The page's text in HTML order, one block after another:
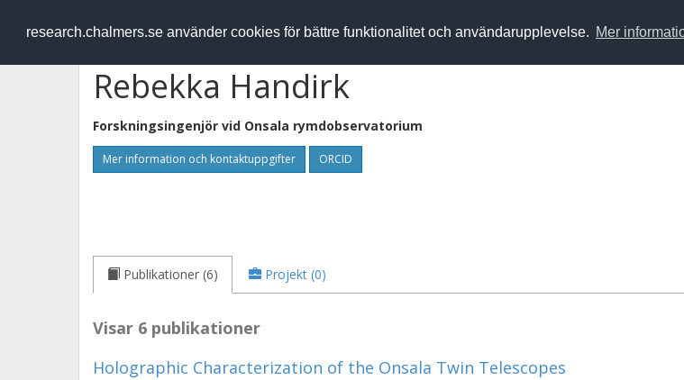
research.chalmers.se använder cookies för bättre funktionalitet och användarupplevelse. Mer
RESEARCH.chalmers.se
Rebekka Handirk
Forskningsingenjör vid Onsala rymdobservatorium
Mer information och kontaktuppgifter ORCID
Publikationer (6) Projekt (0)
Visar 6 publikationer
Holographic Characterization of the Onsala Twin Telescopes